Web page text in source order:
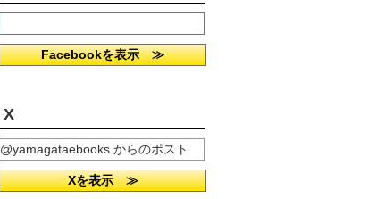
Facebookを表示 ≫
X
@yamagataebooks からのポスト
Xを表示 ≫